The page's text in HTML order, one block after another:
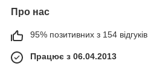
Про нас
95% позитивних з 154 відгуків
Працює з 06.04.2013